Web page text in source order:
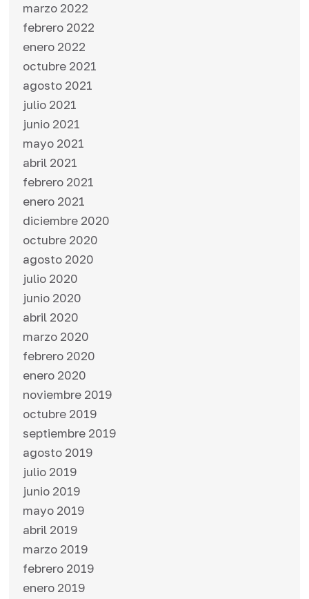
marzo 2022
febrero 2022
enero 2022
octubre 2021
agosto 2021
julio 2021
junio 2021
mayo 2021
abril 2021
febrero 2021
enero 2021
diciembre 2020
octubre 2020
agosto 2020
julio 2020
junio 2020
abril 2020
marzo 2020
febrero 2020
enero 2020
noviembre 2019
octubre 2019
septiembre 2019
agosto 2019
julio 2019
junio 2019
mayo 2019
abril 2019
marzo 2019
febrero 2019
enero 2019